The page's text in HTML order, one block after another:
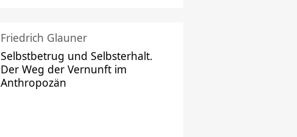
Friedrich Glauner
Selbstbetrug und Selbsterhalt.
Der Weg der Vernunft im
Anthropozän